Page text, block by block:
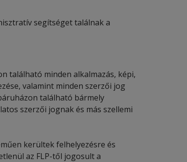
segítséget találnak a
található minden alkalmazás, képi,
valamint minden szerzői jog
található bármely
szerzői jognak és más szellemi
kerültek felhelyezésre és
az FLP-től jogosult a